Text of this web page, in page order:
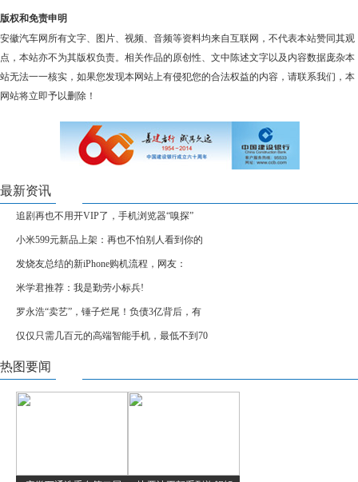
版权和免责申明
安徽汽车网所有文字、图片、视频、音频等资料均来自互联网，不代表本站赞同其观
点，本站亦不为其版权负责。相关作品的原创性、文中陈述文字以及内容数据庞杂本
站无法一一核实，如果您发现本网站上有侵犯您的合法权益的内容，请联系我们，本
网站将立即予以删除！
最新资讯
追剧再也不用开VIP了，手机浏览器“嗅探”
小米599元新品上架：再也不怕别人看到你的
发烧友总结的新iPhone购机流程，网友：
米学君推荐：我是勤劳小标兵!
罗永浩“卖艺”，锤子烂尾！负债3亿背后，有
仅仅只需几百元的高端智能手机，最低不到70
热图要闻